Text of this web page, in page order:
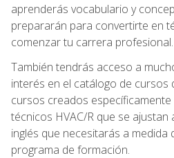
aprenderás vocabulario y
prepararán para convertirte en
comenzar tu carrera profesional.
También tendrás acceso a
interés en el catálogo de cursos
cursos creados
técnicos HVAC/R que se
inglés que necesitarás a medida
programa de formación.